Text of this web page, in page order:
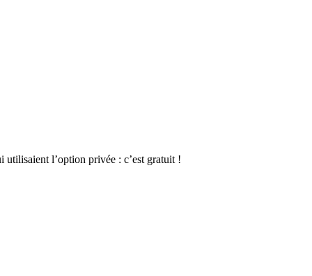
l’option privée : c’est gratuit !